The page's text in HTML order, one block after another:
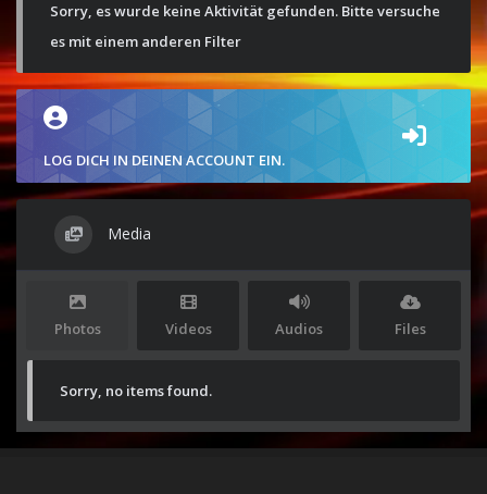
Sorry, es wurde keine Aktivität gefunden. Bitte versuche
es mit einem anderen Filter
LOG DICH IN DEINEN ACCOUNT EIN.
Media
Photos Videos Audios Files
Sorry, no items found.